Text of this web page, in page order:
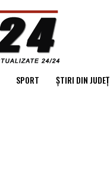
SPORT ȘTIRI DIN JUDEȚ